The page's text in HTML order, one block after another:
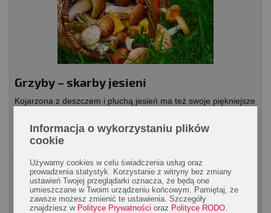
Grzyby – skarby jesieni
Kojarzona z deszczem i pluchą jesień ma też swoje piękniejsze
czerwone jabłka, pękate dynie,...
Artykuły spożywcze
Informacja o wykorzystaniu plików
cookie
Używamy cookies w celu świadczenia usług oraz
prowadzenia statystyk. Korzystanie z witryny bez zmiany
ustawień Twojej przeglądarki oznacza, że będą one
umieszczane w Twoim urządzeniu końcowym. Pamiętaj, że
zawsze możesz zmienić te ustawienia. Szczegóły
znajdziesz w Polityce Prywatności oraz Polityce RODO